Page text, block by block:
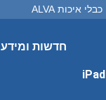
כבלי איכות ALVA
חדשות ומידע
iPad